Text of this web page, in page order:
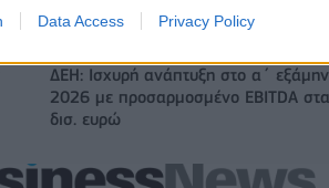
Data Access Privacy Policy
ΔΕΗ: Ισχυρή ανάπτυξη στο α΄
2026 με προσαρμοσμένο EBITDA
δισ. ευρώ